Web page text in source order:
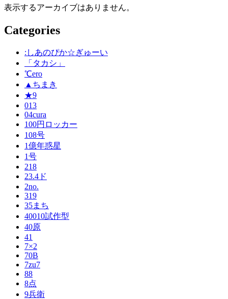
表示するアーカイブはありません。
Categories
:しあのぴか☆ぎゅーい
「タカシ」
℃ero
▲ちまき
★9
013
04cura
100円ロッカー
108号
1億年惑星
1号
218
23.4ド
2no.
319
35まち
40010試作型
40原
41
7×2
70B
7zu7
88
8点
9兵衛